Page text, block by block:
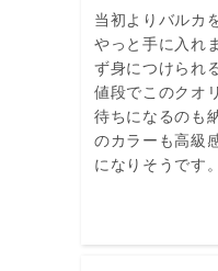
当初よりバルカ
やっと手に入れ
ず身につけられ
値段でこのクオ
待ちになるのも
のカラーも高級
になりそうです。